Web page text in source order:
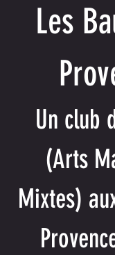
Les
Un club
(Arts
Mixtes)